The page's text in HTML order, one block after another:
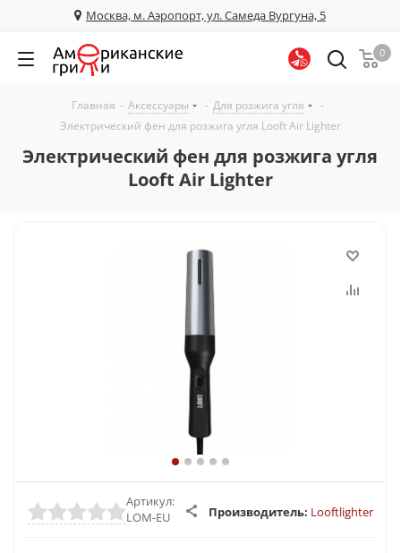
Москва, м. Аэропорт, ул. Самеда Вургуна, 5
0
Главная - Аксессуары - Для розжига угля
-
Электрический фен для розжига угля Looft Air Lighter
Электрический фен для розжига угля
Looft Air Lighter
Артикул:
LOM-EU
Производитель: Looftlighter